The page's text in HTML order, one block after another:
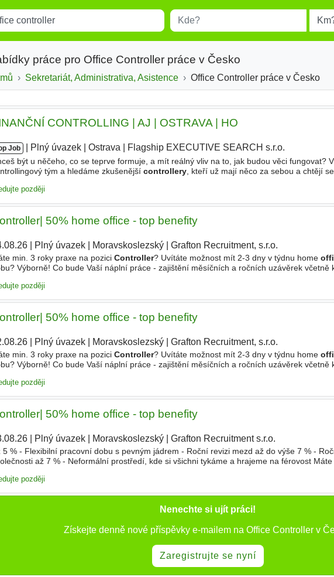
Místo
práce pro Office Controller práce v Česko
Sekretariát, Administrativa, Asistence Office Controller práce v Česko
CONTROLLING | AJ | OSTRAVA | HO
Job Plný úvazek Ostrava Flagship EXECUTIVE SEARCH s.r.o.
být u něčeho, co se teprve formuje, a mít reálný vliv na to, jak budou věci fungovat?
tým a hledáme zkušenější controllery, kteří už mají něco za sebou a chtějí
později
50% home office - top benefity
| Plný úvazek| Moravskoslezský| Grafton Recruitment, s.r.o.
min. 3 roky praxe na pozici Controller? Uvítáte možnost mít 2-3 dny v týdnu home
Výborně! Co bude Vaší náplní práce - zajištění měsíčních a ročních uzávěrek včetně
později
50% home office - top benefity
| Plný úvazek| Moravskoslezský| Grafton Recruitment, s.r.o.
min. 3 roky praxe na pozici Controller? Uvítáte možnost mít 2-3 dny v týdnu home
Výborně! Co bude Vaší náplní práce - zajištění měsíčních a ročních uzávěrek včetně
později
50% home office - top benefity
| Plný úvazek| Moravskoslezský| Grafton Recruitment s.r.o.
5 % - Flexibilní pracovní dobu s pevným jádrem - Roční revizi mezd až do výše 7 % -
až 7 % - Neformální prostředí, kde si všichni tykáme a hrajeme na férovost
později
Nenechte si ujít práci!
Získejte denně nové příspěvky e-mailem na Office Controller v
Zaregistrujte se nyní